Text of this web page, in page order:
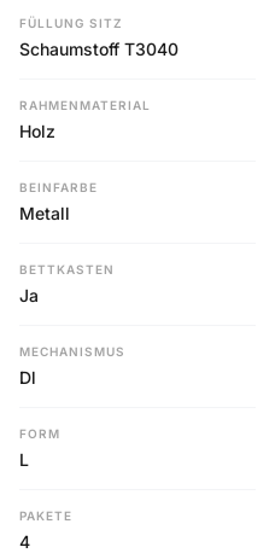
FÜLLUNG SITZ
Schaumstoff T3040
RAHMENMATERIAL
Holz
BEINFARBE
Metall
BETTKASTEN
Ja
MECHANISMUS
Dl
FORM
L
PAKETE
4